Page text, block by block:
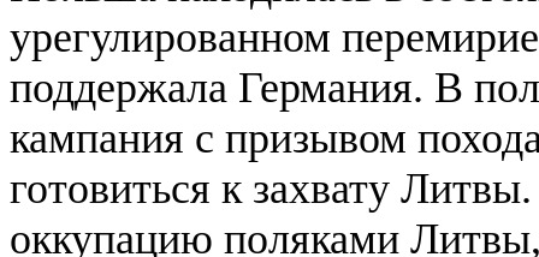
урегулированном
поддержала Германия. В
кампания с призывом
готовиться к захвату
оккупацию поляками Литвы,